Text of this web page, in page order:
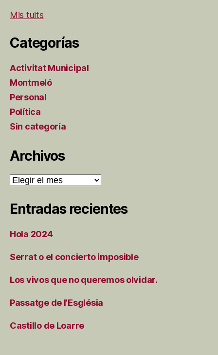
Mis tuits
Categorías
Activitat Municipal
Montmeló
Personal
Política
Sin categoría
Archivos
Archivos
Entradas recientes
Hola 2024
Serrat o el concierto imposible
Los vivos que no queremos olvidar.
Passatge de l’Església
Castillo de Loarre